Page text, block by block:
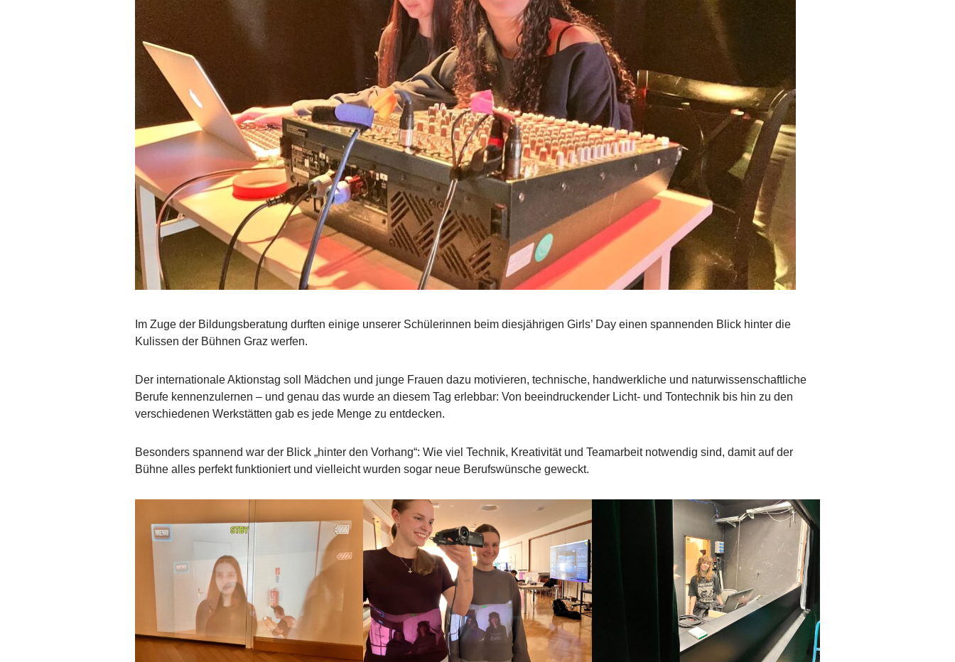
Im Zuge der Bildungsberatung durften einige unserer Schülerinnen beim diesjährigen Girls’ Day einen spannenden Blick hinter die
Kulissen der Bühnen Graz werfen.
Der internationale Aktionstag soll Mädchen und junge Frauen dazu motivieren, technische, handwerkliche und naturwissenschaftliche
Berufe kennenzulernen – und genau das wurde an diesem Tag erlebbar: Von beeindruckender Licht- und Tontechnik bis hin zu den
verschiedenen Werkstätten gab es jede Menge zu entdecken.
Besonders spannend war der Blick „hinter den Vorhang“: Wie viel Technik, Kreativität und Teamarbeit notwendig sind, damit auf der
Bühne alles perfekt funktioniert und vielleicht wurden sogar neue Berufswünsche geweckt.